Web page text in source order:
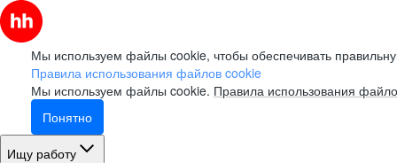
Мы используем файлы cookie, чтобы обеспечивать
Правила использования файлов cookie
Мы используем файлы cookie. Правила использования
Понятно
Ищу работу